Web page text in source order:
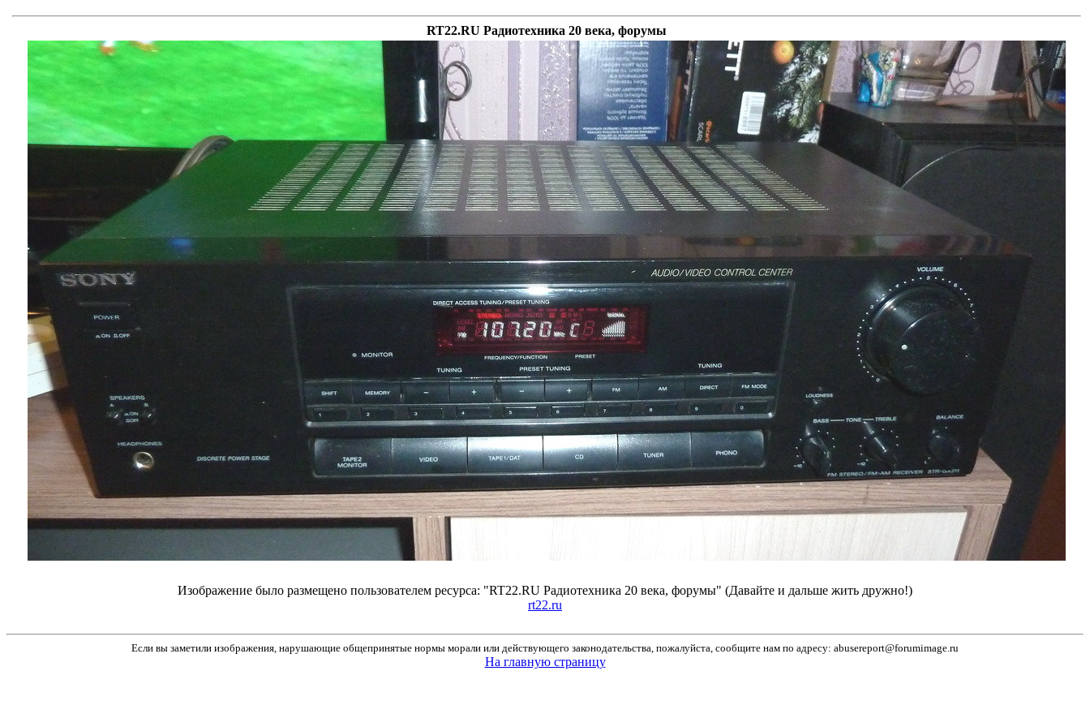
RT22.RU Радиотехника 20 века, форумы
Изображение было размещено пользователем ресурса: "RT22.RU Радиотехника 20 века, форумы" (Давайте и дальше жить дружно!)
rt22.ru
Если вы заметили изображения, нарушающие общепринятые нормы морали или действующего законодательства, пожалуйста, сообщите нам по адресу: abusereport@forumimage.ru
На главную страницу